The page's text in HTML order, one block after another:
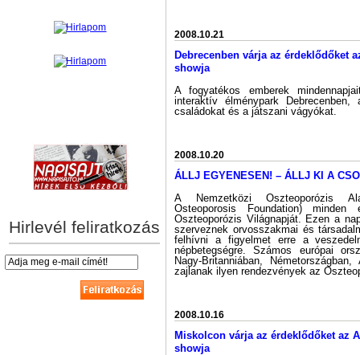
Hirlevél feliratkozás
2008.10.21
Debrecenben várja az érdeklődőket
showja
A fogyatékos emberek
interaktív élménypark
családokat és a játszani vágyókat.
2008.10.20
ÁLLJ EGYENESEN! – ÁLLJ KI A
A Nemzetközi Oszteoporózis
Osteoporosis Foundation)
Oszteoporózis Világnapját. Ezen a
szerveznek orvosszakmai és
felhívni a figyelmet erre a
népbetegségre. Számos európai
Nagy-Britanniában,
zajlanak ilyen rendezvények az
2008.10.16
Miskolcon várja az érdeklődőket az
showja